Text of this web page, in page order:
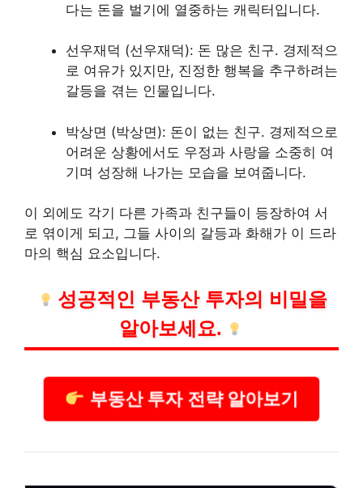
다는 돈을 벌기에 열중하는 캐릭터입니다.
선우재덕 (선우재덕): 돈 많은 친구. 경제적으
로 여유가 있지만, 진정한 행복을 추구하려는
갈등을 겪는 인물입니다.
박상면 (박상면): 돈이 없는 친구. 경제적으로
어려운 상황에서도 우정과 사랑을 소중히 여
기며 성장해 나가는 모습을 보여줍니다.
이 외에도 각기 다른 가족과 친구들이 등장하여 서
로 엮이게 되고, 그들 사이의 갈등과 화해가 이 드라
마의 핵심 요소입니다.
성공적인 부동산투자의 비밀을
알아보세요.
부동산 투자 전략 알아보기